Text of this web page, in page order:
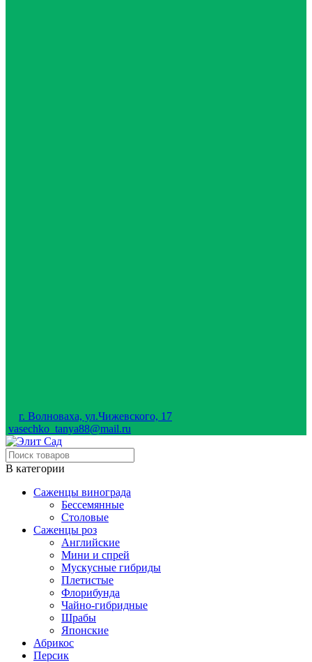
г. Волноваха, ул.Чижевского, 17
vasechko_tanya88@mail.ru
В категории
Саженцы винограда
Бессемянные
Столовые
Саженцы роз
Английские
Мини и спрей
Мускусные гибриды
Плетистые
Флорибунда
Чайно-гибридные
Шрабы
Японские
Абрикос
Персик